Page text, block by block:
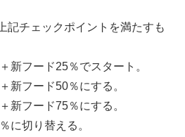
記チェックポイントを満たすも
新フード25％でスタート。
新フード50％にする。
新フード75％にする。
に切り替える。